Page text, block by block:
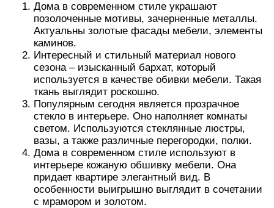
Дома в современном стиле украшают
позолоченные мотивы, зачерненные металлы.
Актуальны золотые фасады мебели, элементы
каминов.
Интересный и стильный материал нового
сезона – изысканный бархат, который
используется в качестве обивки мебели. Такая
ткань выглядит роскошно.
Популярным сегодня является прозрачное
стекло в интерьере. Оно наполняет комнаты
светом. Используются стеклянные люстры,
вазы, а также различные перегородки, полки.
Дома в современном стиле используют в
интерьере кожаную обшивку мебели. Она
придает квартире элегантный вид. В
особенности выигрышно выглядит в сочетании
с мрамором и золотом.